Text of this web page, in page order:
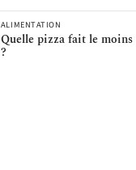
ALIMENTATION
Quelle pizza fait le
?